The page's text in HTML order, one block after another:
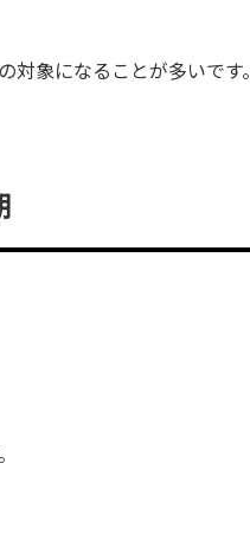
象になることが多いです。